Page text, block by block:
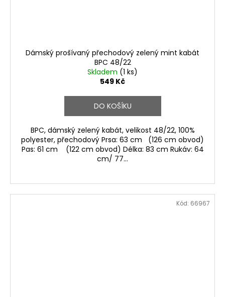
Dámský prošívaný přechodový zelený mint kabát
BPC 48/22
Skladem (1 ks)
549 Kč
DO KOŠÍKU
BPC, dámský zelený kabát, velikost 48/22, 100%
polyester, přechodový Prsa: 63 cm (126 cm obvod)
Pas: 61 cm (122 cm obvod) Délka: 83 cm Rukáv: 64
cm/ 77...
Kód: 66967